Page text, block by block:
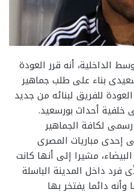
الداخلية، أنه قرر العودة
بناء على طلب جماهير
للفريق لبنائه من جديد
خلفية أحداث بورسعيد.
رسمى لكافة الجماهير
إحدى مباريات المصرى
البيضاء، مشيرا إلى أنها كانت
فرد داخل المدينة الباسلة
وأنه دائما يفتخر بها